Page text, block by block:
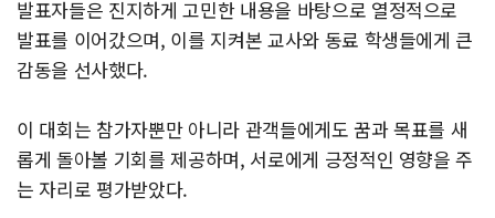
발표자들은 진지하게 고민한 내용을 바탕으로 열정적으로
발표를 이어갔으며, 이를 지켜본 교사와 동료 학생들에게 큰
감동을 선사했다.
이 대회는 참가자뿐만 아니라 관객들에게도 꿈과 목표를 새
롭게 돌아볼 기회를 제공하며, 서로에게 긍정적인 영향을 주
는 자리로 평가받았다.